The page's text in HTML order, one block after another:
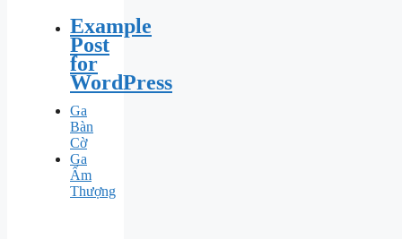
Example
Post
for
WordPress
Ga
Bàn
Cờ
Ga
Ấm
Thượng